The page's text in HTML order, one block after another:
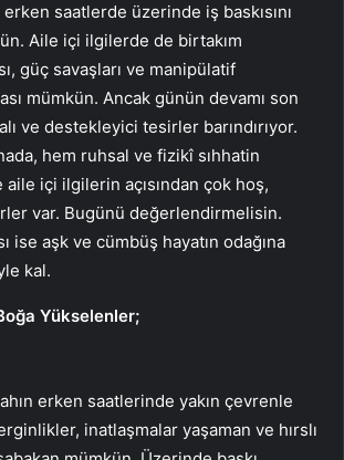
saatlerde üzerinde iş baskısını
Aile içi ilgilerde de birtakım
güç savaşları ve manipülatif
mümkün. Ancak günün devamı son
ve destekleyici tesirler barındırıyor.
hem ruhsal ve fizikî sıhhatin
aile içi ilgilerin açısından çok hoş,
var. Bugünü değerlendirmelisin.
ise aşk ve cümbüş hayatın odağına
kal.
Yükselenler;
erken saatlerinde yakın çevrenle
inatlaşmalar yaşaman ve hırslı